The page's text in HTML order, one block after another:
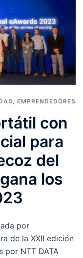
EMPRENDEDORES
con
para
del
los
por
de la XXII edición
por NTT DATA